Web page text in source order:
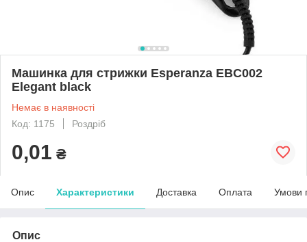
Машинка для стрижки Esperanza EBC002
Elegant black
Немає в наявності
Код: 1175
Роздріб
0,01 ₴
Опис Характеристики Доставка Оплата Умови
Опис